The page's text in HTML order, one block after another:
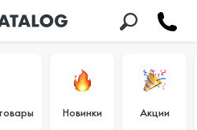
Новинки Акции